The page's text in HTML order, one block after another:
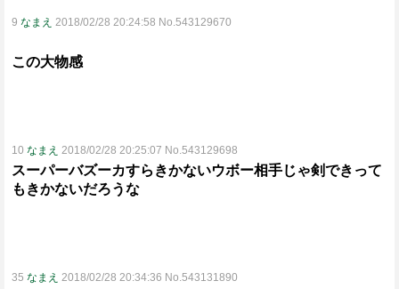
9 なまえ 2018/02/28 20:24:58 No.543129670
この大物感
10 なまえ 2018/02/28 20:25:07 No.543129698
スーパーバズーカすらきかないウボー相手じゃ剣できって
もきかないだろうな
35 なまえ 2018/02/28 20:34:36 No.543131890